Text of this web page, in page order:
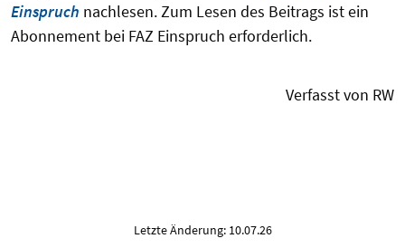
Einspruch nachlesen.Zum Lesen des Beitrags ist ein
Abonnement bei FAZ Einspruch erforderlich.
Verfasst von RW
Letzte Änderung: 10.07.26